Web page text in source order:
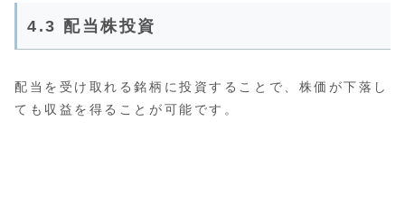
4.3 配当株投資
配当を受け取れる銘柄に投資することで、株価が下落し
ても収益を得ることが可能です。